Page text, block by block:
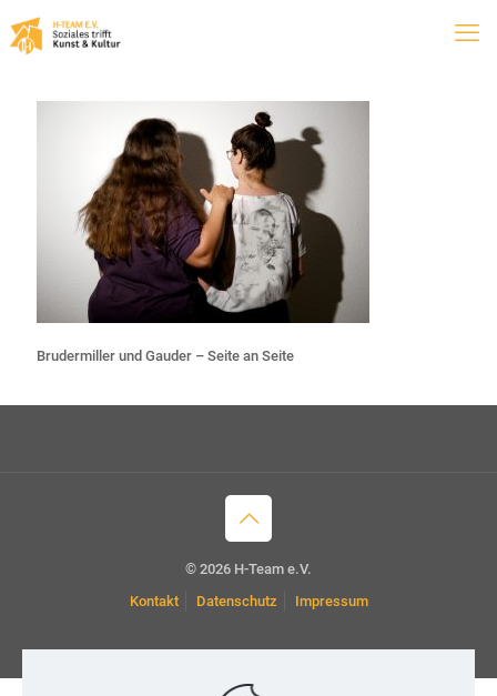
Brudermiller und Gauder – Seite an Seite
© 2026 H-Team e.V.
Kontakt
Datenschutz Impressum